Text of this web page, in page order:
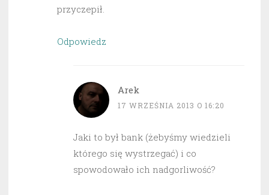
przyczepił.
Odpowiedz
Arek
17 WRZEŚNIA 2013 O 16:20
Jaki to był bank (żebyśmy wiedzieli
którego się wystrzegać) i co
spowodowało ich nadgorliwość?